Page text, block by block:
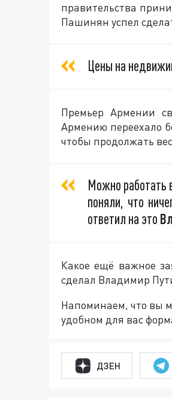
правительства
Пашинян успел
Цены на
Премьер Армении
Армению переехало
чтобы продолжать
Можно работать
поняли, что
ответил на это
Какое ещё важное
сделал Владимир
Напоминаем, что вы
удобном для вас
ДЗЕН